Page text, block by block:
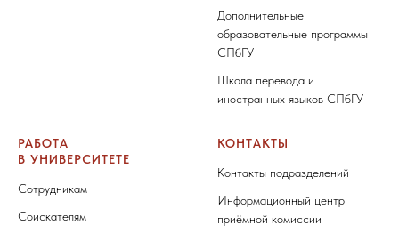
Дополнительные
образовательные программы
СПбГУ
Школа перевода и
иностранных языков СПбГУ
РАБОТА
В УНИВЕРСИТЕТЕ
Сотрудникам
Соискателям
КОНТАКТЫ
Контакты подразделений
Информационный центр
приёмной комиссии